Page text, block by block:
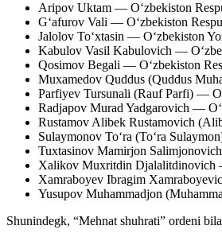
Aripov Uktam — O‘zbekiston
G‘afurov Vali — O‘zbekiston
Jalolov To‘xtasin — O‘zbekiston
Kabulov Vasil Kabulovich —
Qosimov Begali — O‘zbekiston
Muxamedov Quddus (Quddus
Parfiyev Tursunali (Rauf Parfi) —
Radjapov Murad Yadgarovich —
Rustamov Alibek Rustamovich
Sulaymonov To‘ra (To‘ra
Tuxtasinov Mamirjon
Xalikov Muxritdin Djalalitdinovich
Xamraboyev Ibragim
Yusupov Muhammadjon
Shunindegk, “Mehnat shuhrati” ordeni